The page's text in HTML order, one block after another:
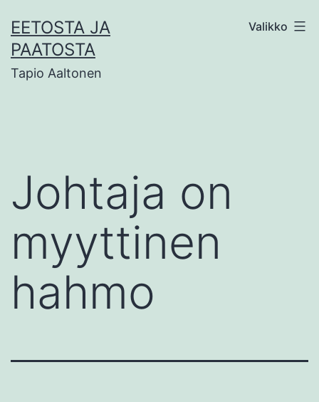
sisältöön
EETOSTA JA
PAATOSTA
Tapio Aaltonen
Valikko
Johtaja on
myyttinen
hahmo